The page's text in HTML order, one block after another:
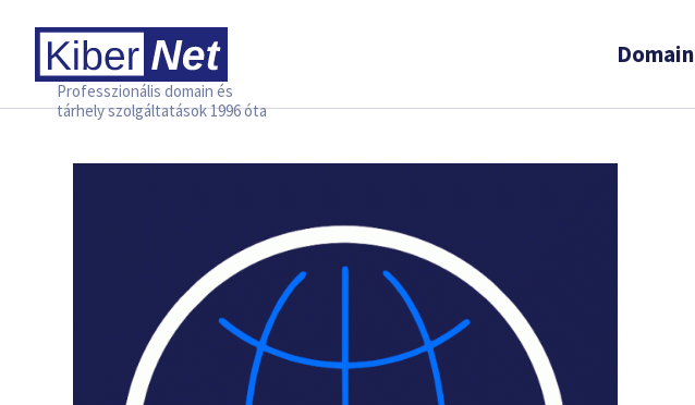
Professzionális domain és
tárhely szolgáltatások 1996 óta
Domain